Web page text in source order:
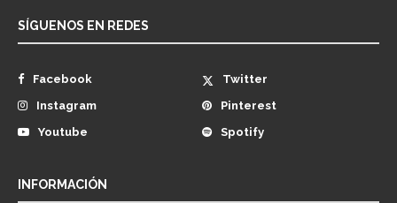
SÍGUENOS EN REDES
Facebook
Twitter
Instagram
Pinterest
Youtube
Spotify
INFORMACIÓN